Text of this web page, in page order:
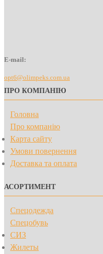
E-mail:
opt6@olimpeks.com.ua
ПРО КОМПАНІЮ
Головна
Про компанію
Карта сайту
Умови повернення
Доставка та оплата
АСОРТИМЕНТ
Спецодежда
Спецобувь
СИЗ
Жилеты